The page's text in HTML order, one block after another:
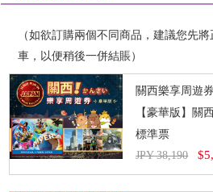
（如欲訂購兩個不同商品，建議您先
車，以便稍後一併結賬）
關西樂享周遊券
標準票
JPY 38,190